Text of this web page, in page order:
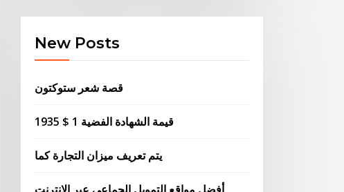
New Posts
قصة شعر ستوكتون
1935 $ 1 قيمة الشهادة الفضية
يتم تعريف ميزان التجارة كما
أفضل مواقع التمويل الجماعي عبر الإنترنت